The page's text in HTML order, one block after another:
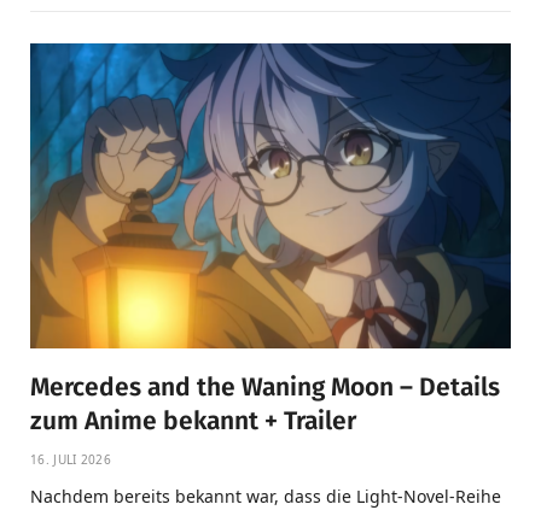
Mercedes and the Waning Moon – Details
zum Anime bekannt + Trailer
16. JULI 2026
Nachdem bereits bekannt war, dass die Light-Novel-Reihe